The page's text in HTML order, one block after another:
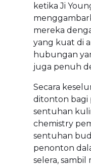
ketika Ji
mereka
yang kuat di
hubungan
juga penuh
Secara
ditonton bagi
sentuhan
chemistry
sentuhan
penonton
selera,